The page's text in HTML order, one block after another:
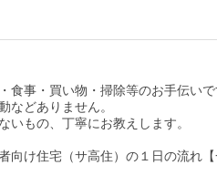
食事・買い物・掃除等のお手伝い
などありません。
いもの、丁寧にお教えします。
向け住宅（サ高住）の１日の流れ